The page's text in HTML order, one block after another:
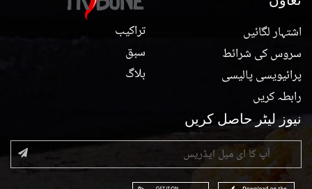
تراکیب
سبق
بلاگ
اشتہار لگائیں
سروس کی شرائط
پرائیویسی پالیسی
رابطہ کریں
نیوز لیٹر حاصل کریں